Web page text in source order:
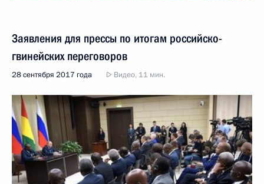
Заявления для прессы по итогам российско-
гвинейских переговоров
28 сентября 2017 года Видео, 11 мин.